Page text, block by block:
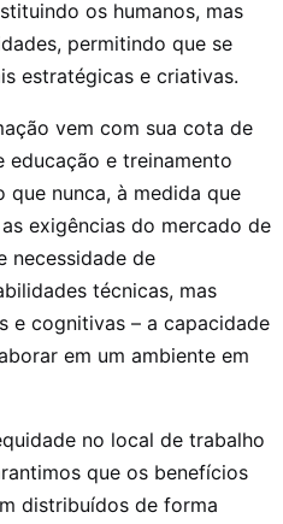
os humanos, mas
permitindo que se
estratégicas e criativas.
vem com sua cota de
educação e treinamento
nunca, à medida que
exigências do mercado de
necessidade de
técnicas, mas
e cognitivas – a capacidade
em um ambiente em
no local de trabalho
que os benefícios
distribuídos de forma